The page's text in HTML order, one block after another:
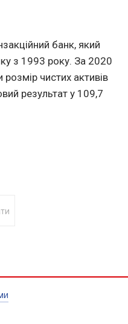
банк, який
з 1993 року. За 2020
чистих активів
результат у 109,7